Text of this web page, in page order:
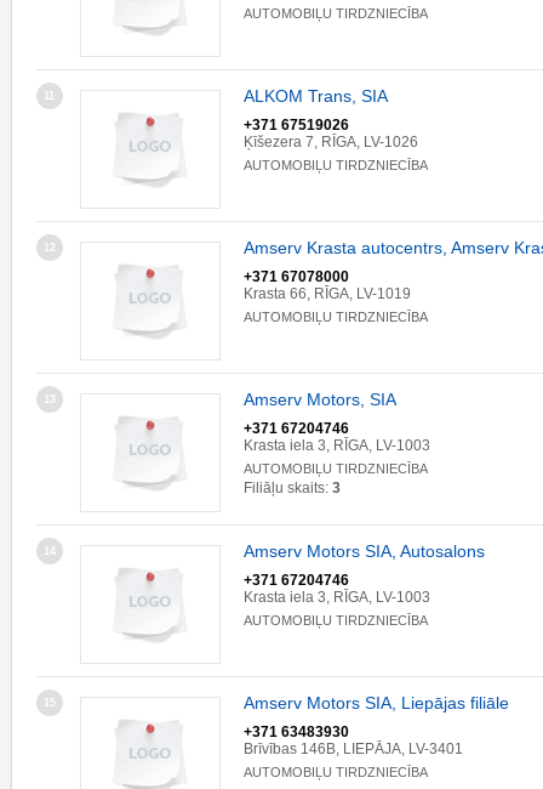
AUTOMOBIĻU TIRDZNIECĪBA
11 ALKOM Trans, SIA
+371 67519026
Ķīšezera 7, RĪGA, LV-1026
AUTOMOBIĻU TIRDZNIECĪBA
12 Amserv Krasta autocentrs, Amserv
+371 67078000
Krasta 66, RĪGA, LV-1019
AUTOMOBIĻU TIRDZNIECĪBA
13 Amserv Motors, SIA
+371 67204746
Krasta iela 3, RĪGA, LV-1003
AUTOMOBIĻU TIRDZNIECĪBA
Filiāļu skaits: 3
14 Amserv Motors SIA, Autosalons
+371 67204746
Krasta iela 3, RĪGA, LV-1003
AUTOMOBIĻU TIRDZNIECĪBA
15 Amserv Motors SIA, Liepājas filiāle
+371 63483930
Brīvības 146B, LIEPĀJA, LV-3401
AUTOMOBIĻU TIRDZNIECĪBA